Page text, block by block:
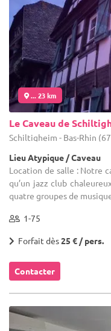
... 23 km
Le Caveau de
Schiltigheim - Bas-Rhin
Lieu Atypique / Caveau
Location de salle : Notre
qu’un jazz club
quatre groupes de
1-75
Forfait dès25 € / pers.
Contacter